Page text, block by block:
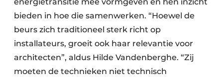
energietransitie mee vormgeven en hen inzicht
bieden in hoe die samenwerken. “Hoewel de
beurs zich traditioneel sterk richt op
installateurs, groeit ook haar relevantie voor
architecten”, aldus Hilde Vandenberghe. “Zij
moeten de technieken niet technisch